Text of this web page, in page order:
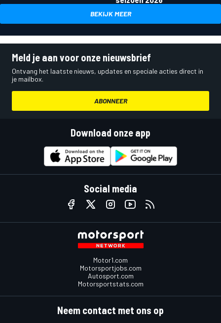
BEKIJK MEER
Meld je aan voor onze nieuwsbrief
Ontvang het laatste nieuws, updates en speciale acties direct in
je mailbox.
ABONNEER
Download onze app
Social media
Motor1.com
Motorsportjobs.com
Autosport.com
Motorsportstats.com
Neem contact met ons op